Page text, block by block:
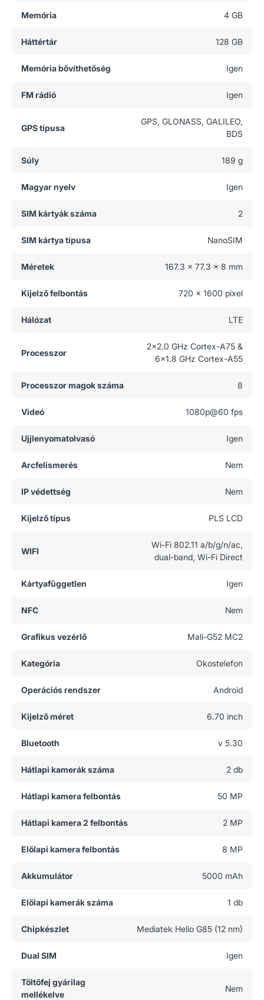
Memória 4 GB
Háttértár 128 GB
Memória bővíthetőség Igen
FM rádió Igen
GPS típusa
GPS, GLONASS, GALILEO,
BDS
Súly 189 g
Magyar nyelv Igen
SIM kártyák száma 2
SIM kártya típusa NanoSIM
Méretek 167.3 x 77.3 x 8 mm
Kijelző felbontás 720 x 1600 pixel
Hálózat LTE
Processzor
2x2.0 GHz Cortex-A75 &
6x1.8 GHz Cortex-A55
Processzor magok száma 8
Videó 1080p@60 fps
Ujjlenyomatolvasó Igen
Arcfelismerés Nem
IP védettség Nem
Kijelző típus PLS LCD
WIFI
Wi-Fi 802.11 a/b/g/n/ac,
dual-band, Wi-Fi Direct
Kártyafüggetlen Igen
NFC Nem
Grafikus vezérlő Mali-G52 MC2
Kategória Okostelefon
Operációs rendszer Android
Kijelző méret 6.70 inch
Bluetooth v 5.30
Hátlapi kamerák száma 2 db
Hátlapi kamera felbontás 50 MP
Hátlapi kamera 2 felbontás 2 MP
Előlapi kamera felbontás 8 MP
Akkumulátor 5000 mAh
Előlapi kamerák száma 1 db
Chipkészlet Mediatek Helio G85 (12 nm)
Dual SIM Igen
Töltőfej gyárilag
mellékelve
Nem